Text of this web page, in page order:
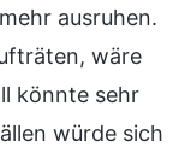
ausruhen.
wäre
könnte sehr
würde sich